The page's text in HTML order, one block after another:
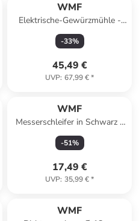
WMF
Elektrische-Gewürzmühle -
(H)21 x Ø 5 cm
-33%
45,49 €
UVP: 67,99 €*
WMF
Messerschleifer in Schwarz -
(L)36 cm
-51%
17,49 €
UVP: 35,99 €*
WMF